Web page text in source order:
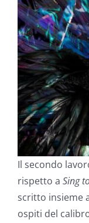
Il secondo
rispetto a Sing
scritto insieme
ospiti del